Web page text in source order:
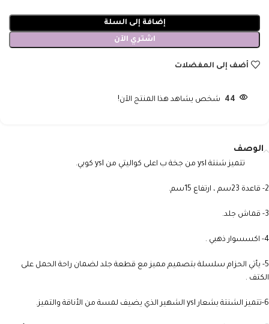
إضافة إلى السلة
اشتري الآن
أضف إلى المفضلات
44 شخص يشاهد هذا المنتج الآن!
الوصف
تتميز شنتة ysl من جخة ب اعلى كواليتي من ysl كوبي.
2- قاعدة 23سم ، ارتفاع 15سم.
3- قماش جلد.
4- اكسسوار ذهبي .
5- يأتي الحزام سلسلة بتصميم مميز مع قطعة جلد لضمان راحة الحمل على
الكتف .
6-تتميز الشنتة بشعار ysl الشهير الذي يضيف لمسة من الأناقة والتميز.